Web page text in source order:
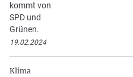
kommt von
SPD und
Grünen.
19.02.2024
Klima